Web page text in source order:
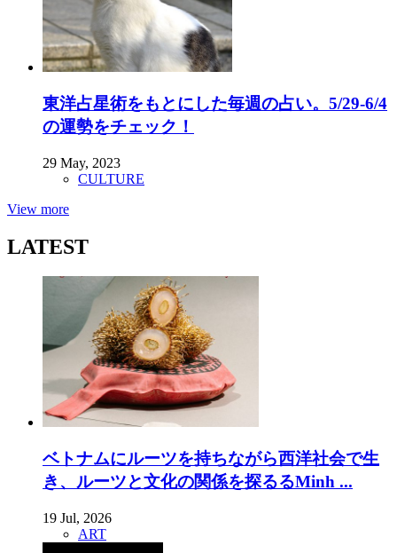
東洋占星術をもとにした毎週の占い。5/29-6/4
の運勢をチェック！
29 May, 2023
CULTURE
View more
LATEST
ベトナムにルーツを持ちながら西洋社会で生
き、ルーツと文化の関係を探るるMinh ...
19 Jul, 2026
ART